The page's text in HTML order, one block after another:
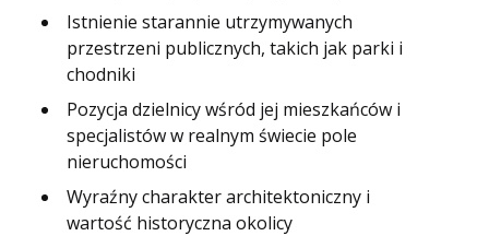
Istnienie starannie utrzymywanych
przestrzeni publicznych, takich jak parki i
chodniki
Pozycja dzielnicy wśród jej mieszkańców i
specjalistów w realnym świecie pole
nieruchomości
Wyraźny charakter architektoniczny i
wartość historyczna okolicy